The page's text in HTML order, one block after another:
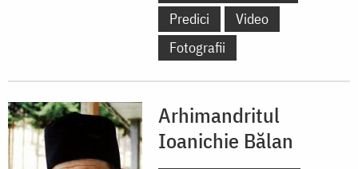
Predici
Video
Fotografii
Arhimandritul
Ioanichie Bălan